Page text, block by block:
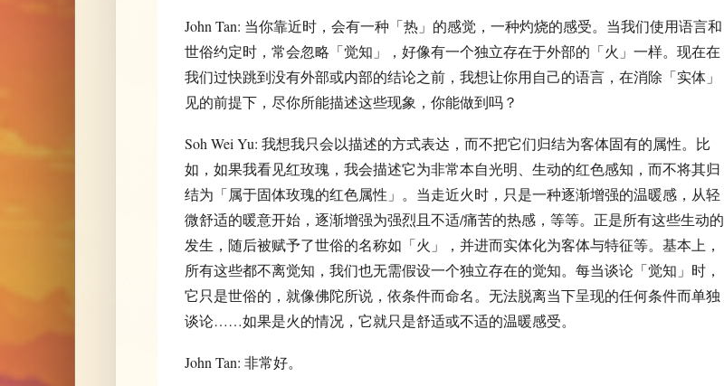
John Tan: 当你靠近时，会有一种「热」的感觉，一种灼烧的感受。当我们使用语言和
世俗约定时，常会忽略「觉知」，好像有一个独立存在于外部的「火」一样。现在在
我们过快跳到没有外部或内部的结论之前，我想让你用自己的语言，在消除「实体」
见的前提下，尽你所能描述这些现象，你能做到吗？
Soh Wei Yu: 我想我只会以描述的方式表达，而不把它们归结为客体固有的属性。比
如，如果我看见红玫瑰，我会描述它为非常本自光明、生动的红色感知，而不将其归
结为「属于固体玫瑰的红色属性」。当走近火时，只是一种逐渐增强的温暖感，从轻
微舒适的暖意开始，逐渐增强为强烈且不适/痛苦的热感，等等。正是所有这些生动的
发生，随后被赋予了世俗的名称如「火」，并进而实体化为客体与特征等。基本上，
所有这些都不离觉知，我们也无需假设一个独立存在的觉知。每当谈论「觉知」时，
它只是世俗的，就像佛陀所说，依条件而命名。无法脱离当下呈现的任何条件而单独
谈论……如果是火的情况，它就只是舒适或不适的温暖感受。
John Tan: 非常好。